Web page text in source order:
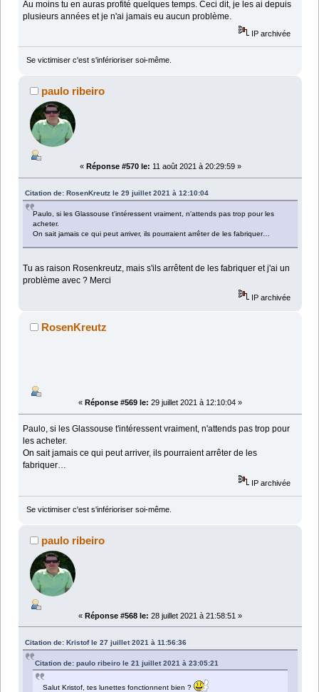
Au moins tu en auras profité quelques temps. Ceci dit, je les ai depuis
plusieurs années et je n'ai jamais eu aucun problème.
IP archivée
Se victimiser c'est s'inférioriser soi-même.
paulo ribeiro
« Réponse #570 le: 11 août 2021 à 20:29:59 »
Citation de: RosenKreutz le 29 juillet 2021 à 12:10:04
Paulo, si les Glassouse t'intéressent vraiment, n'attends pas trop pour les
acheter.
On sait jamais ce qui peut arriver, ils pourraient arrêter de les fabriquer…
Tu as raison Rosenkreutz, mais s'ils arrêtent de les fabriquer et j'ai un
problème avec ? Merci
IP archivée
RosenKreutz
« Réponse #569 le: 29 juillet 2021 à 12:10:04 »
Paulo, si les Glassouse t'intéressent vraiment, n'attends pas trop pour
les acheter.
On sait jamais ce qui peut arriver, ils pourraient arrêter de les
fabriquer…
IP archivée
Se victimiser c'est s'inférioriser soi-même.
paulo ribeiro
« Réponse #568 le: 28 juillet 2021 à 21:58:51 »
Citation de: Kristof le 27 juillet 2021 à 11:56:36
Citation de: paulo ribeiro le 21 juillet 2021 à 23:05:21
Salut Kristof, tes lunettes fonctionnent bien ?